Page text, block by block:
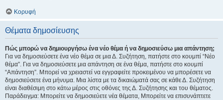
Κορυφή
Θέματα δημοσίευσης
Πώς μπορώ να δημιουργήσω ένα νέο θέμα ή να δημοσιεύσω μια απάντηση;
Για να δημοσιεύσετε ένα νέο θέμα σε μια Δ. Συζήτηση, πατήστε στο κουμπί “Νέο
θέμα”. Για να δημοσιεύσετε μια απάντηση σε ένα θέμα, πατήστε στο κουμπί
“Απάντηση”. Μπορεί να χρειαστεί να εγγραφείτε προκειμένου να μπορέσετε να
δημοσιεύσετε ένα μήνυμα. Μια λίστα με τα δικαιώματά σας σε κάθε Δ. Συζήτηση
είναι διαθέσιμη στο κάτω μέρος στις οθόνες της Δ. Συζήτησης και του θέματος.
Παράδειγμα: Μπορείτε να δημοσιεύετε νέα θέματα, Μπορείτε να επισυνάπτετε